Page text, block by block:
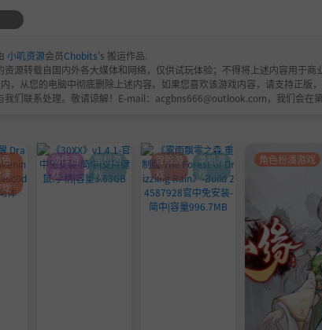
小叽资源会员Chobits's 搬运作品.
资源转载自国内外各大媒体和网络，仅供试玩体验；不得将上述内容用于
，从您的电脑中彻底删除上述内容。如果您喜欢该游戏内容，请支持正版
我们联系处理。敬请谅解！E-mail：acgbns666@outlook.com，我们会在
动作游
戏
单机游
戏
冒险游
戏
单机游
戏
角色扮演游戏